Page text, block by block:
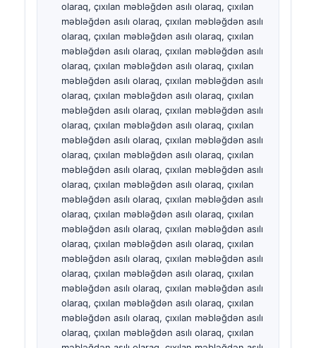
Български
Dansk
Nederlands
Bahasa Indonesia
Հայերեն
Íslenska
Српски језик
Svenska
Bosanski
日本語
Čeština
ქართული
Русский